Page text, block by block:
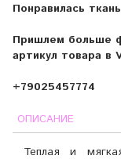
Понравилась
Пришлем больше
артикул товара в
+79025457774
ОПИСАНИЕ
Теплая и